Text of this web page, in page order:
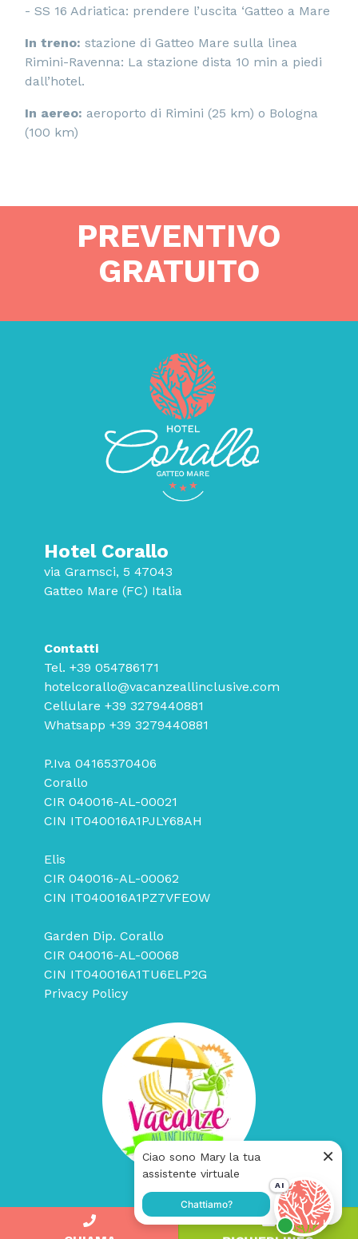
- SS 16 Adriatica: prendere l’uscita ‘Gatteo a Mare
In treno: stazione di Gatteo Mare sulla linea
Rimini-Ravenna: La stazione dista 10 min a piedi
dall’hotel.
In aereo: aeroporto di Rimini (25 km) o Bologna
(100 km)
Hotel Corallo
via Gramsci, 5 47043
Gatteo Mare (FC) Italia
Contatti
Tel. +39 054786171
hotelcorallo@vacanzeallinclusive.com
Cellulare +39 3279440881
Whatsapp +39 3279440881
P.Iva 04165370406
Corallo
CIR 040016-AL-00021
CIN IT040016A1PJLY68AH
Elis
CIR 040016-AL-00062
CIN IT040016A1PZ7VFEOW
Garden Dip. Corallo
CIR 040016-AL-00068
CIN IT040016A1TU6ELP2G
Privacy Policy
PREVENTIVO
GRATUITO